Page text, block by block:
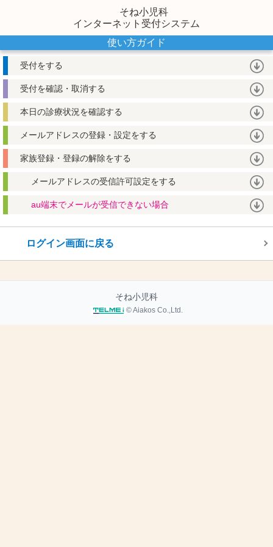
そね小児科
インターネット受付システム
使い方ガイド
受付をする
受付を確認・取消する
本日の診療状況を確認する
メールアドレスの登録・設定をする
家族登録・登録の解除をする
メールアドレスの受信許可設定をする
au端末でメールが受信できない場合
ログイン画面に戻る
そね小児科
© Aiakos Co.,Ltd.